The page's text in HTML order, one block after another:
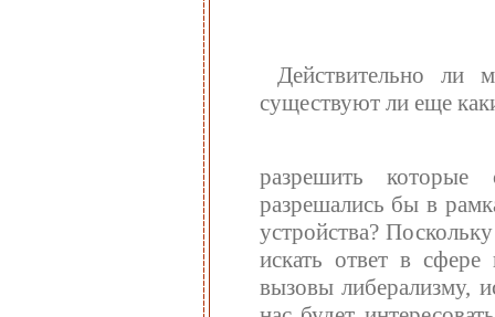
Действительно
существуют ли еще
разрешить которые
разрешались бы в
устройства?
искать ответ в
вызовы либерализму,